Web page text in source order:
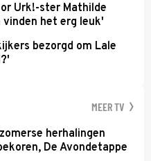
Urk!-ster Mathilde
het erg leuk'
bezorgd om Lale
MEER TV
herhalingen
De Avondetappe